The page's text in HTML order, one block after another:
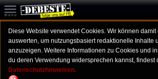
Diese Website verwendet Cookies. Wir können
auswerten, um nutzungsbasiert redaktionelle Inhalte
anzuzeigen. Weitere Informationen zu Cookies und
du deren Verwendung widersprechen kannst, findest
Datenschutzhinweisen.